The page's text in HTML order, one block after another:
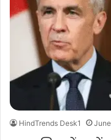
HindTrends Desk1